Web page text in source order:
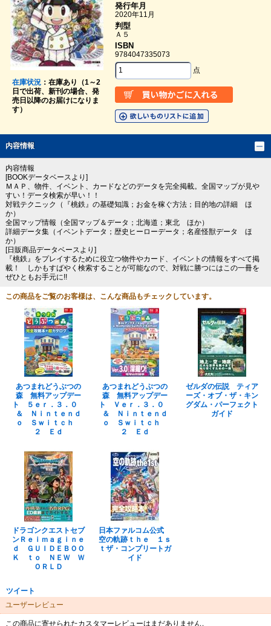
在庫状況：在庫あり（1～2
日で出荷、新刊の場合、発
売日以降のお届けになりま
す）
発行年月
2020年11月
判型
Ａ５
ISBN
9784047335073
点
内容情報
内容情報
[BOOKデータベースより]
ＭＡＰ、物件、イベント、カードなどのデータを完全掲載。全国マップが見や
すい！データ検索が早い！！
対戦テクニック（『桃鉄』の基礎知識；お金を稼ぐ方法；目的地の詳細 ほ
か）
全国マップ情報（全国マップ＆データ；北海道；東北 ほか）
詳細データ集（イベントデータ；歴史ヒーローデータ；名産怪獣データ ほ
か）
[日販商品データベースより]
『桃鉄』をプレイするために役立つ物件やカード、イベントの情報をすべて掲
載！ しかもすばやく検索することが可能なので、対戦に勝つにはこの一冊を
ぜひともお手元に!!
この商品をご覧のお客様は、こんな商品もチェックしています。
あつまれどうぶつの
森 無料アップデー
ト ５ｅｒ．３．０
＆ Ｎｉｎｔｅｎｄ
ｏ Ｓｗｉｔｃｈ
２ Ｅｄ
あつまれどうぶつの
森 無料アップデー
ト Ｖｅｒ．３．０
＆ Ｎｉｎｔｅｎｄ
ｏ Ｓｗｉｔｃｈ
２ Ｅｄ
ゼルダの伝説 ティア
ーズ・オブ・ザ・キン
グダム・パーフェクト
ガイド
ドラゴンクエストセブ
ンＲｅｉｍａｇｉｎｅ
ｄ ＧＵＩＤＥＢＯＯ
Ｋ ｔｏ ＮＥＷ Ｗ
ＯＲＬＤ
日本ファルコム公式
空の軌跡ｔｈｅ １ｓ
ｔザ・コンプリートガ
イド
ツイート
ユーザーレビュー
この商品に寄せられたカスタマーレビューはまだありません。